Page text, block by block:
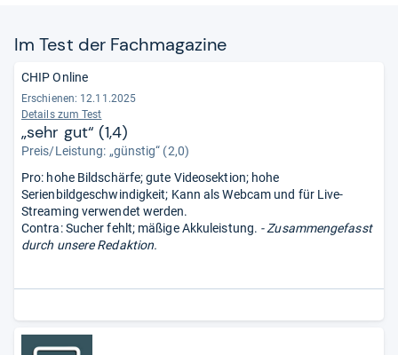
Im Test der Fach­ma­ga­zine
CHIP Online
Erschienen: 12.11.2025
Details zum Test
„sehr gut“ (1,4)
Preis/Leistung: „günstig“ (2,0)
Pro: hohe Bildschärfe; gute Videosektion; hohe
Serienbildgeschwindigkeit; Kann als Webcam und für Live-
Streaming verwendet werden.
Contra: Sucher fehlt; mäßige Akkuleistung. - Zusammengefasst
durch unsere Redaktion.